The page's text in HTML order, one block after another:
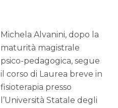
Michela Alvanini, dopo la
maturità magistrale
psico-pedagogica, segue
il corso di Laurea breve in
fisioterapia presso
l’Università Statale degli